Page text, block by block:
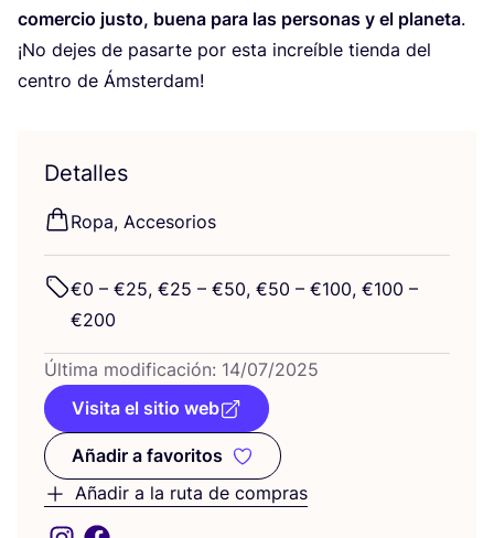
comer­cio jus­to, bue­na para las per­so­nas y el pla­ne­ta.
¡No dejes de pasar­te por esta increí­ble tien­da del
cen­tro de Ámsterdam!
Detalles
Ropa, Acce­so­rios
€0 – €25, €25 – €50, €50 – €100, €100 –
€200
Últi­ma modi­fi­ca­ción: 14/07/2025
Visita el sitio web
Añadir a favoritos
Añadir a favoritos
Añadir a la ruta de compras